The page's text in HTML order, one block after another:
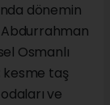
dönemin
Abdurrahman
Osmanlı
kesme taş
ve